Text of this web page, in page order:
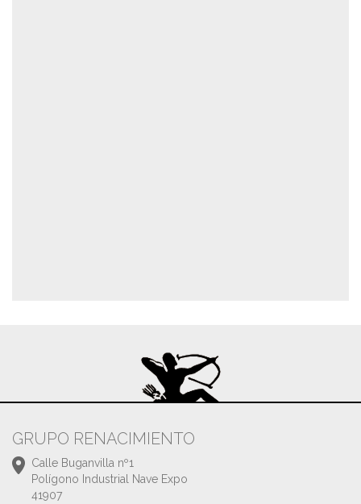
GRUPO RENACIMIENTO
Calle Buganvilla nº1
Polígono Industrial Nave Expo
41907